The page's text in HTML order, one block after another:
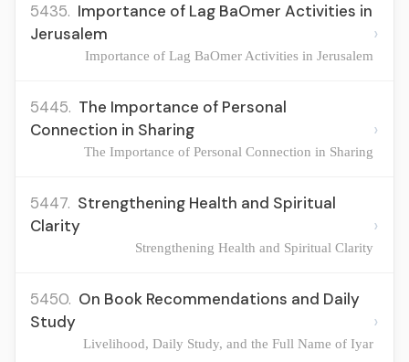
5435. Importance of Lag BaOmer Activities in
Jerusalem
Importance of Lag BaOmer Activities in Jerusalem
›
5445. The Importance of Personal
Connection in Sharing
The Importance of Personal Connection in Sharing
›
5447. Strengthening Health and Spiritual
Clarity
Strengthening Health and Spiritual Clarity
›
5450. On Book Recommendations and Daily
Study
Livelihood, Daily Study, and the Full Name of Iyar
›